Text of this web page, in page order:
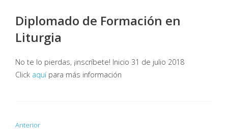
Diplomado de Formación en
Liturgia
No te lo pierdas, ¡inscríbete! Inicio 31 de julio 2018
Click aquípara más información
Anterior